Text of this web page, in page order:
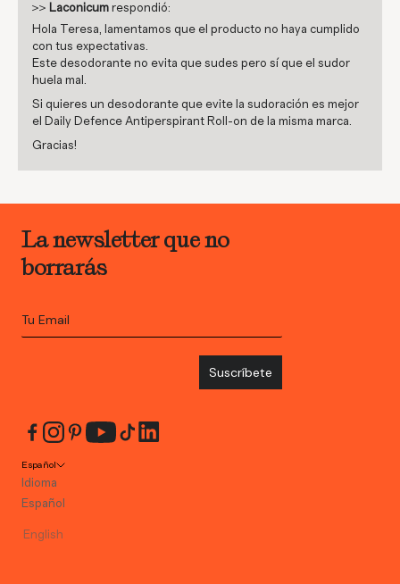
>> Laconicum respondió:
Hola Teresa, lamentamos que el producto no haya cumplido
con tus expectativas.
Este desodorante no evita que sudes pero sí que el sudor
huela mal.
Si quieres un desodorante que evite la sudoración es mejor
el Daily Defence Antiperspirant Roll-on de la misma marca.
Gracias!
La newsletter que no
borrarás
Suscríbete
Español
Idioma
Español
English